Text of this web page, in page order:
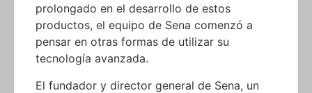
prolongado en el desarrollo de estos
productos, el equipo de Sena comenzó a
pensar en otras formas de utilizar su
tecnología avanzada.
El fundador y director general de Sena, un